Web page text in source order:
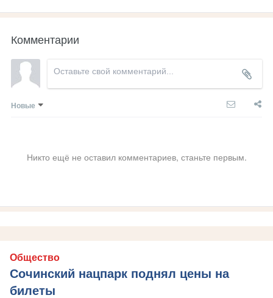
Комментарии
Новые
Никто ещё не оставил комментариев, станьте первым.
Общество
Сочинский нацпарк поднял цены на
билеты